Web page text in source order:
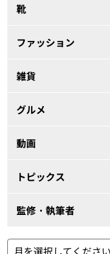
靴
ファッション
雑貨
グルメ
動画
トピックス
監修・執筆者